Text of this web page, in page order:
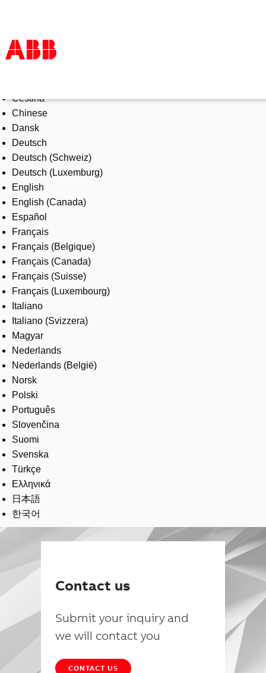
Products & Solutions
Industries
Services
About us
Where to buy
Contact us
Careers
Čeština
Chinese
Dansk
Deutsch
Deutsch (Schweiz)
Deutsch (Luxemburg)
English
English (Canada)
Español
Français
Français (Belgique)
Français (Canada)
Français (Suisse)
Français (Luxembourg)
Italiano
Italiano (Svizzera)
Magyar
Nederlands
Nederlands (België)
Norsk
Polski
Português
Slovenčina
Suomi
Svenska
Türkçe
Ελληνικά
日本語
한국어
Contact us
Submit your inquiry and
we will contact you
CONTACT US